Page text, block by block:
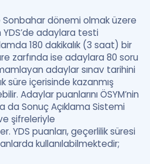
dönemi olmak üzere
adaylara testi
180 dakikalık (3 saat) bir
zarfında ise adaylara 80 soru
adaylar sınav tarihini
süre içerisinde kazanmış
Adaylar puanlarını ÖSYM’nin
da Sonuç Açıklama Sistemi
şifreleriyle
YDS puanları, geçerlilik süresi
kullanılabilmektedir;